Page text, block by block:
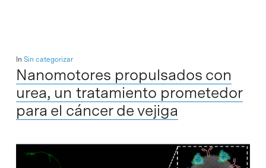
In Sin categorizar
Nanomotores propulsados con
urea, un tratamiento prometedor
para el cáncer de vejiga